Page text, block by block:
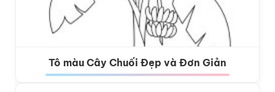
Tô màu Cây Chuối Đẹp và Đơn Giản